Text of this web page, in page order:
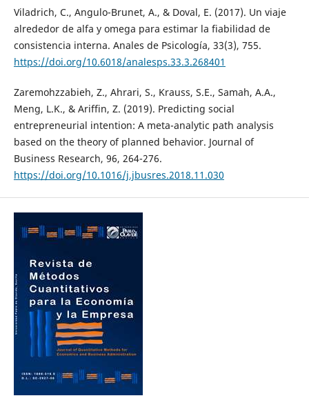
Viladrich, C., Angulo-Brunet, A., & Doval, E. (2017). Un viaje
alrededor de alfa y omega para estimar la fiabilidad de
consistencia interna. Anales de Psicología, 33(3), 755.
https://doi.org/10.6018/analesps.33.3.268401
Zaremohzzabieh, Z., Ahrari, S., Krauss, S.E., Samah, A.A.,
Meng, L.K., & Ariffin, Z. (2019). Predicting social
entrepreneurial intention: A meta-analytic path analysis
based on the theory of planned behavior. Journal of
Business Research, 96, 264-276.
https://doi.org/10.1016/j.jbusres.2018.11.030